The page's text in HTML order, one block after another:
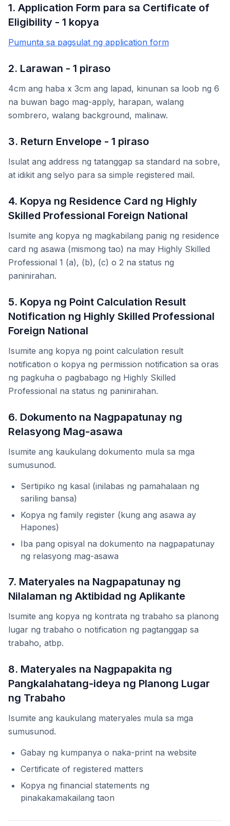
1. Application Form para sa Certificate of
Eligibility - 1 kopya
Pumunta sa pagsulat ng application form
2. Larawan - 1 piraso
4cm ang haba x 3cm ang lapad, kinunan sa loob ng 6
na buwan bago mag-apply, harapan, walang
sombrero, walang background, malinaw.
3. Return Envelope - 1 piraso
Isulat ang address ng tatanggap sa standard na sobre,
at idikit ang selyo para sa simple registered mail.
4. Kopya ng Residence Card ng Highly
Skilled Professional Foreign National
Isumite ang kopya ng magkabilang panig ng residence
card ng asawa (mismong tao) na may Highly Skilled
Professional 1 (a), (b), (c) o 2 na status ng
paninirahan.
5. Kopya ng Point Calculation Result
Notification ng Highly Skilled Professional
Foreign National
Isumite ang kopya ng point calculation result
notification o kopya ng permission notification sa oras
ng pagkuha o pagbabago ng Highly Skilled
Professional na status ng paninirahan.
6. Dokumento na Nagpapatunay ng
Relasyong Mag-asawa
Isumite ang kaukulang dokumento mula sa mga
sumusunod.
Sertipiko ng kasal (inilabas ng pamahalaan ng
sariling bansa)
Kopya ng family register (kung ang asawa ay
Hapones)
Iba pang opisyal na dokumento na nagpapatunay
ng relasyong mag-asawa
7. Materyales na Nagpapatunay ng
Nilalaman ng Aktibidad ng Aplikante
Isumite ang kopya ng kontrata ng trabaho sa planong
lugar ng trabaho o notification ng pagtanggap sa
trabaho, atbp.
8. Materyales na Nagpapakita ng
Pangkalahatang-ideya ng Planong Lugar
ng Trabaho
Isumite ang kaukulang materyales mula sa mga
sumusunod.
Gabay ng kumpanya o naka-print na website
Certificate of registered matters
Kopya ng financial statements ng
pinakakamakailang taon